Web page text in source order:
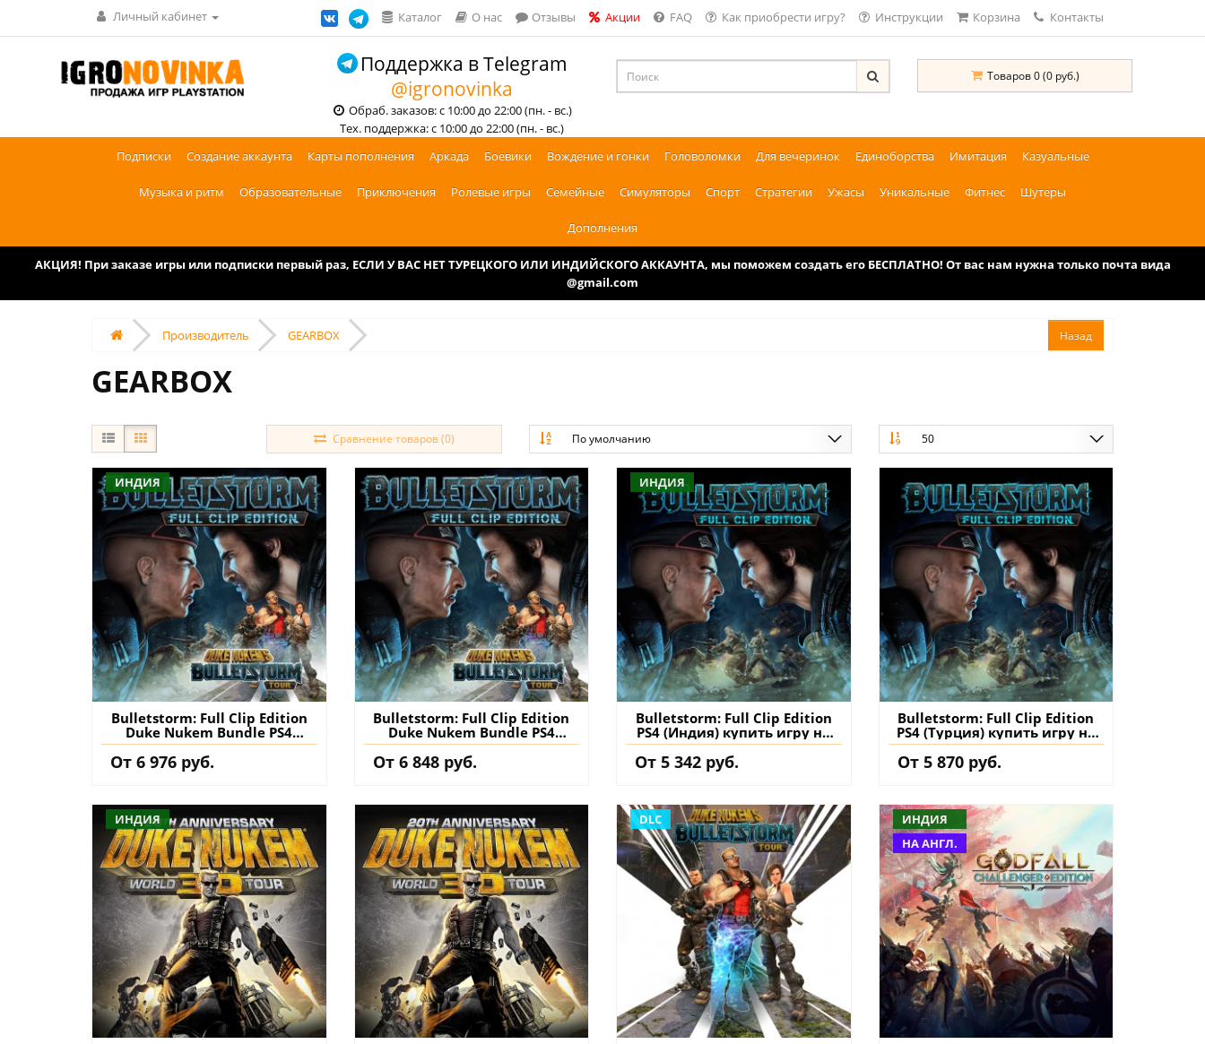
Личный кабинет Каталог О нас Отзывы Акции FAQ Как приобрести игру? Инструкции Корзина Контакты
Поддержка в Telegram
@igronovinka
Обраб. заказов: с 10:00 до 22:00 (пн. - вс.)
Тех. поддержка: с 10:00 до 22:00 (пн. - вс.)
Товаров 0 (0 руб.)
Подписки Создание аккаунта Карты пополнения Аркада Боевики Вождение и гонки Головоломки Для вечеринок Единоборства Имитация Казуальные
Музыка и ритм Образовательные Приключения Ролевые игры Семейные Симуляторы Спорт Стратегии Ужасы Уникальные Фитнес Шутеры
Дополнения
АКЦИЯ! При заказе игры или подписки первый раз, ЕСЛИ У ВАС НЕТ ТУРЕЦКОГО ИЛИ ИНДИЙСКОГО АККАУНТА, мы поможем создать его БЕСПЛАТНО! От вас нам нужна только почта вида
@gmail.com
Производитель GEARBOX
GEARBOX
Сравнение товаров (0) По умолчанию 50
ИНДИЯ
Bulletstorm: Full Clip Edition
Duke Nukem Bundle PS4
(Индия) купить игру на
аккаунт
От 6 976 руб.
Bulletstorm: Full Clip Edition
Duke Nukem Bundle PS4
(Турция) купить игру на
аккаунт
От 6 848 руб.
ИНДИЯ
Bulletstorm: Full Clip Edition
PS4 (Индия) купить игру на
аккаунт
От 5 342 руб.
Bulletstorm: Full Clip Edition
PS4 (Турция) купить игру на
аккаунт
От 5 870 руб.
ИНДИЯ DLC
ИНДИЯ
НА АНГЛ.